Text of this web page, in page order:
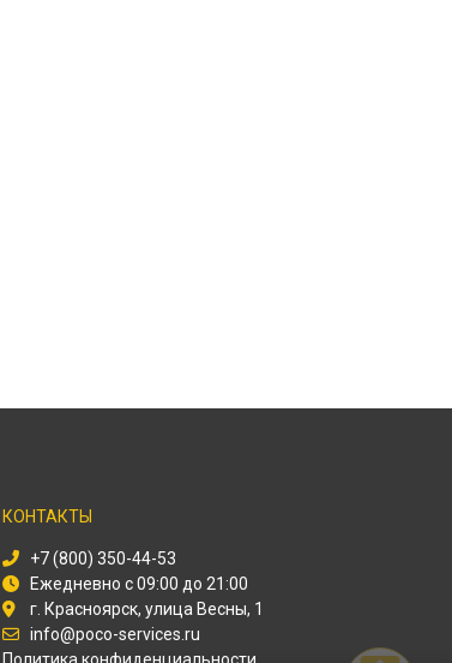
КОНТАКТЫ
+7 (800) 350-44-53
Ежедневно с 09:00 до 21:00
г. Красноярск, улица Весны, 1
info@poco-services.ru